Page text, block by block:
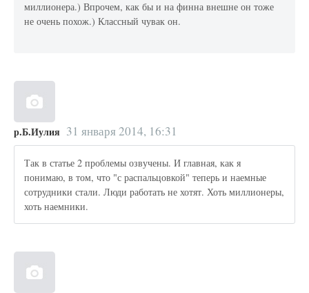
миллионера.) Впрочем, как бы и на финна внешне он тоже
не очень похож.) Классный чувак он.
р.Б.Иулия 31 января 2014, 16:31
Так в статье 2 проблемы озвучены. И главная, как я
понимаю, в том, что "с распальцовкой" теперь и наемные
сотрудники стали. Люди работать не хотят. Хоть миллионеры,
хоть наемники.